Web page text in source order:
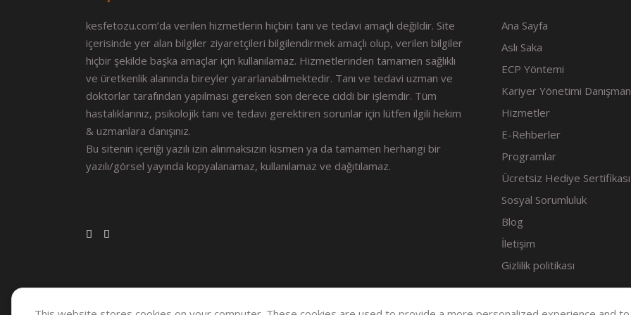
kesfetozu.com’da verilen hizmetlerin hiçbiri tanı ve tedavi amaçlı değildir. Site
içerisinde yer alan bilgiler ziyaretçileri bilgilendirmek amaçlı olup, verilen bilgiler
hiçbir şekilde başka amaçlar için kullanılamaz. Hizmetlerinden tamamen sağlıklı
ve üretkenlik alanında bireyler yararlanabilmektedir. Tanı ve tedavi uzman ve
doktorlar tarafından yapılması gereken son derece ciddi bir işlemdir. Tüm
hastalıklarınız, psikolojik tanı ve tedavi gerektiren sorunlar için lütfen ilgili hekim
& uzmanlara danışınız.
Bu sitenin içeriği yazılı izin alınmaksızın kısmen ya da tamamen herhangi bir
yazılı/görsel yayında kopyalanamaz, kullanılamaz ve dağıtılamaz.
Ana Sayfa
Aslı Saka
ECP Yöntemi
Kariyer Yönetimi
Hizmetler
E-Rehberler
Programlar
Ücretsiz Hediye Sertifikası
Sosyal Sorumluluk
Blog
İletişim
Gizlilik politikası